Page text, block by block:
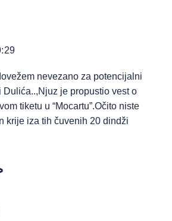
nevezano za potencijalni
Dulića..,Njuz je propustio vest o
tiketu u “Mocartu”.Očito niste
krije iza tih čuvenih 20 dindži